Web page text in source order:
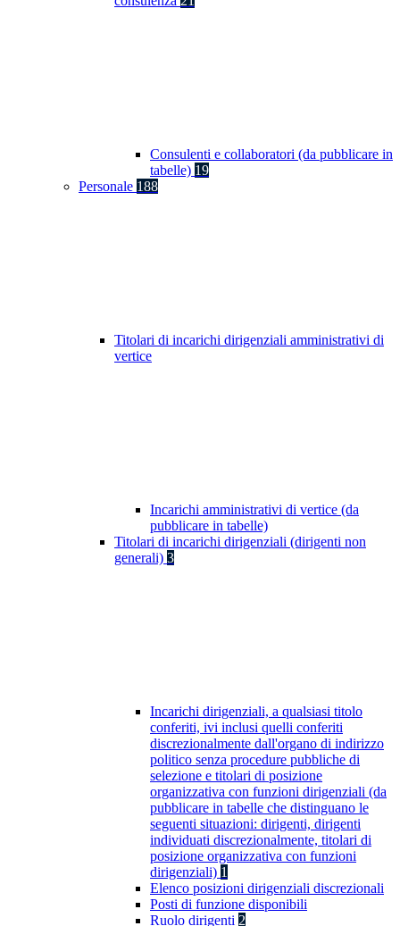
Consulenti e collaboratori (da pubblicare in
tabelle) 19
Personale 188
Titolari di incarichi dirigenziali amministrativi di
vertice
Incarichi amministrativi di vertice (da
pubblicare in tabelle)
Titolari di incarichi dirigenziali (dirigenti non
generali) 3
Incarichi dirigenziali, a qualsiasi titolo
conferiti, ivi inclusi quelli conferiti
discrezionalmente dall'organo di indirizzo
politico senza procedure pubbliche di
selezione e titolari di posizione
organizzativa con funzioni dirigenziali (da
pubblicare in tabelle che distinguano le
seguenti situazioni: dirigenti, dirigenti
individuati discrezionalmente, titolari di
posizione organizzativa con funzioni
dirigenziali) 1
Elenco posizioni dirigenziali discrezionali
Posti di funzione disponibili
Ruolo dirigenti 2